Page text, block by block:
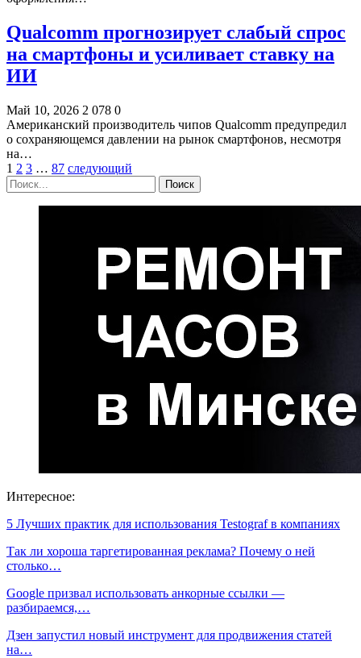
Qualcomm прогнозирует слабый спрос
на смартфоны и усиливает ставку на
ИИ
Май 10, 2026 2 078 0
Американский производитель чипов Qualcomm предупредил
о сохраняющемся давлении на рынок смартфонов, несмотря
на…
1 2 3 … 87 следующий
Интересное:
5 Лучших практик для использования Testograf в компаниях
Так ли хороша таргетированная реклама? Почему о ней
столько…
Google призвал использовать анкорные ссылки —
разбираемся,…
Дзен запустил новый инструмент для продвижения статей
на…